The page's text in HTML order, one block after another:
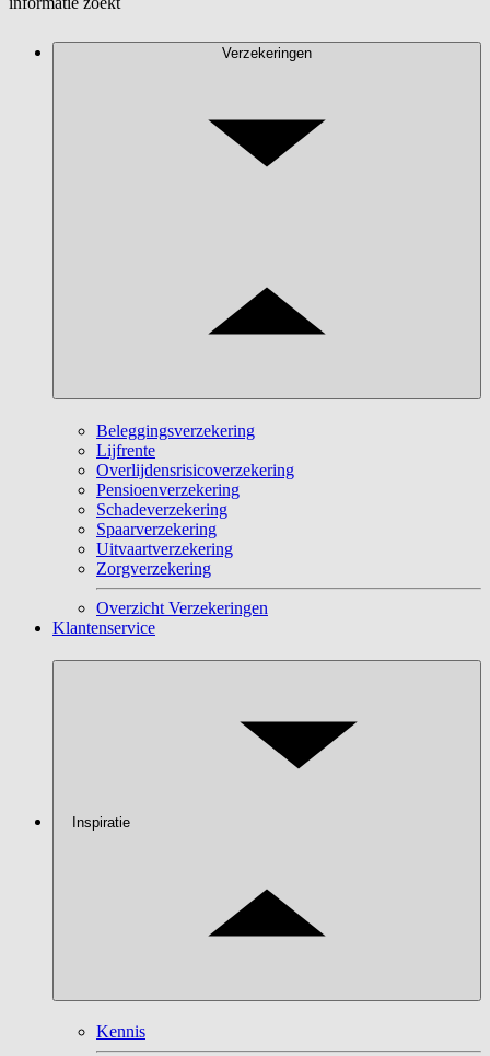
Verzekeringen
Beleggingsverzekering
Lijfrente
Overlijdensrisicoverzekering
Pensioenverzekering
Schadeverzekering
Spaarverzekering
Uitvaartverzekering
Zorgverzekering
Overzicht Verzekeringen
Klantenservice
Inspiratie
Kennis